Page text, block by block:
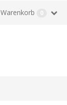
Warenkorb 0